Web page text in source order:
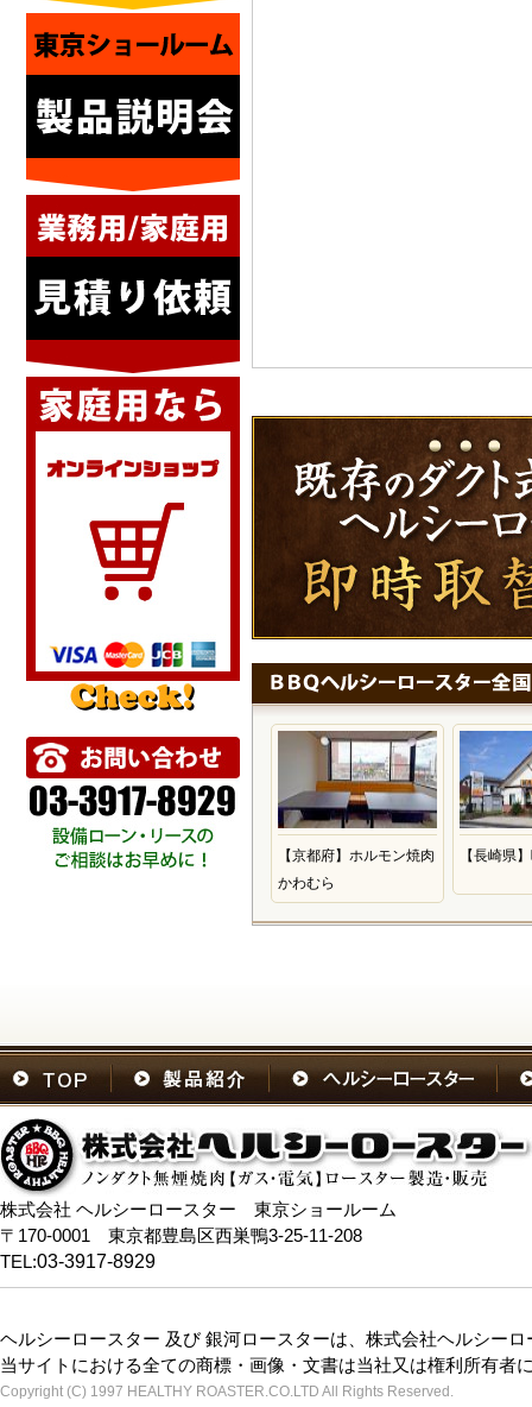
【京都府】ホルモン焼肉
かわむら
【長崎県
株式会社 ヘルシーロースター 東京ショールーム
〒170-0001 東京都豊島区西巣鴨3-25-11-208
TEL:03-3917-8929
ヘルシーロースター 及び 銀河ロースターは、株式会社ヘルシー
当サイトにおける全ての商標・画像・文書は当社又は権利所有者
Copyright (C) 1997 HEALTHY ROASTER.CO.LTD All Rights Reserved.